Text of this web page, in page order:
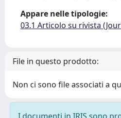
Appare nelle tipologie:
03.1 Articolo su rivista
File in questo prodotto:
Non ci sono file associati a